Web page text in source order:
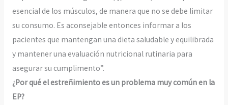
esencial de los músculos, de manera que no se debe limitar
su consumo. Es aconsejable entonces informar a los
pacientes que mantengan una dieta saludable y equilibrada
y mantener una evaluación nutricional rutinaria para
asegurar su cumplimento”.
¿Por qué el estreñimiento es un problema muy común en la
EP?